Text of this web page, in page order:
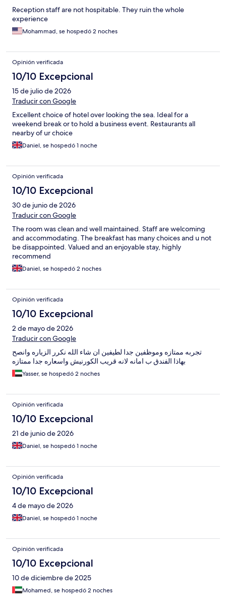
Reception staff are not hospitable. They ruin the whole
experience
Mohammad, se hospedó 2 noches
Opinión verificada
10/10 Excepcional
15 de julio de 2026
Traducir con Google
Excellent choice of hotel over looking the sea. Ideal for a
weekend break or to hold a business event. Restaurants all
nearby of ur choice
Daniel, se hospedó 1 noche
Opinión verificada
10/10 Excepcional
30 de junio de 2026
Traducir con Google
The room was clean and well maintained. Staff are welcoming
and accommodating. The breakfast has many choices and u not
be disappointed. Valued and an enjoyable stay, highly
recommend
Daniel, se hospedó 2 noches
Opinión verificada
10/10 Excepcional
2 de mayo de 2026
Traducir con Google
تجربه ممتازه وموظفين جدا لطيفين ان شاء الله نكرر الزياره وانصح
بهاذا الفندق ب امانه لانه قريب الكورنيش واسعاره جدا ممتازه
Yasser, se hospedó 2 noches
Opinión verificada
10/10 Excepcional
21 de junio de 2026
Daniel, se hospedó 1 noche
Opinión verificada
10/10 Excepcional
4 de mayo de 2026
Daniel, se hospedó 1 noche
Opinión verificada
10/10 Excepcional
10 de diciembre de 2025
Mohamed, se hospedó 2 noches